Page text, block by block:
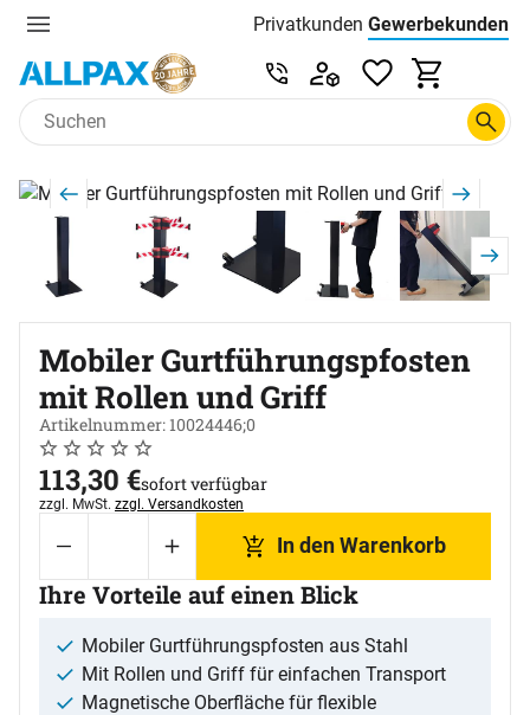
Menu Privatkunden Preisliste:
Gewerbekunden
Zum Hauptinhalt springen
Service & Beratung unter
Produktgalerie
Zur Kaufbox springen
Mobiler Gurtführungspfosten
mit Rollen und Griff
Artikelnummer: 10024446;0
Noch keine Bewertungen abgegeben
0 Bewertungen
113,30 €sofort verfügbar
Steuerhinweis:
zzgl. MwSt. zzgl. Versandkosten
In den Warenkorb
Ihre Vorteile auf einen Blick
Mobiler Gurtführungspfosten aus Stahl
Mit Rollen und Griff für einfachen Transport
Magnetische Oberfläche für flexible